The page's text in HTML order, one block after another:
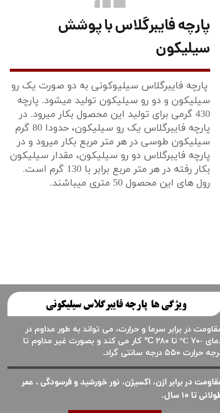
پارچه فایبرگلاس با پوشش
سیلیکون
پارچه فایبرگلاس سیلیوکونی به دو صورت یک رو
سیلیکون و دو رو سیلیکون تولید میشود. پارچه
430 گرمی برای تولید این محصول بکار میرود. در
پارچه فایبرگلاس یک رو سیلیکون، حدودا 80 گرم
سیلیکون طوسی در هر متر مربع بکار میرود و در
پارچه فایبرگلاس دو رو سیلیکون، مقدار سیلیکون
بکار رفته در هر متر مربع برابر با 130 گرم است.
رول های این محصول 50 متری میباشند.
در برابر سرما و حرارت، می تواند به طور مداوم در
دمای -۷۰ ºC تا ۲۸۰ ℃ کار می کند و بصورت غیر مداوم تا
حرارت ۵۵۰ درجه سانتی گراد.
در برابر ازن، اکسیژن، نور خورشید و فرسودگی ، عمر
تا ۱۰ سال.
ویژگی ها پارچه فایبرگلاس سیلیکونی